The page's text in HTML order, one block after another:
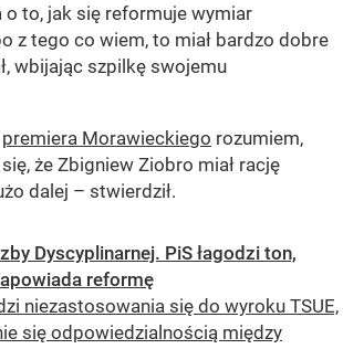
o to, jak się reformuje wymiar
z tego co wiem, to miał bardzo dobre
wbijając szpilkę swojemu
premiera Morawieckiego rozumiem,
że Zbigniew Ziobro miał rację
dalej – stwierdził.
Dyscyplinarnej. PiS łagodzi ton,
reformę
niezastosowania się do wyroku TSUE,
się odpowiedzialnością między